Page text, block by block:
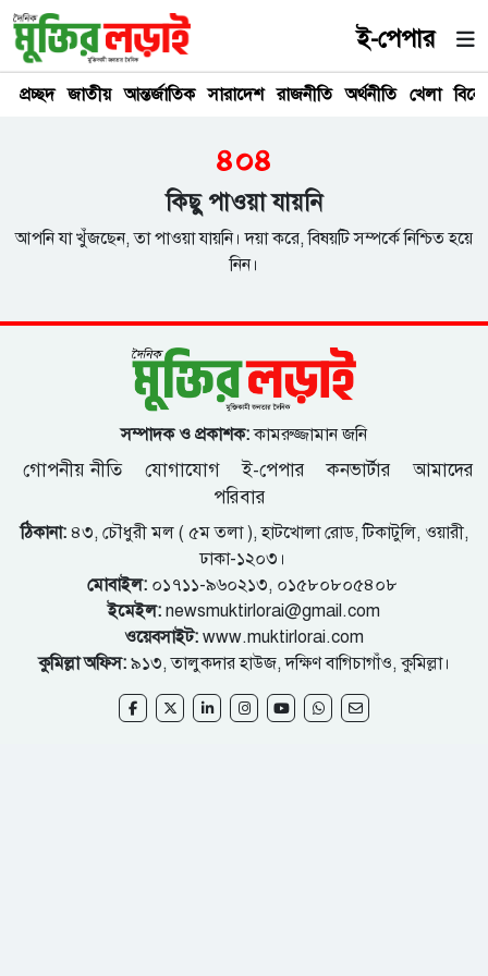
ই-পেপার
প্রচ্ছদ জাতীয় আন্তর্জাতিক সারাদেশ রাজনীতি অর্থনীতি খেলা
৪০৪
কিছু পাওয়া যায়নি
আপনি যা খুঁজছেন, তা পাওয়া যায়নি। দয়া করে, বিষয়টি সম্পর্কে নিশ্চিত হয়ে
নিন।
সম্পাদক ও প্রকাশক:কামরুজ্জামান জনি
গোপনীয় নীতি যোগাযোগ ই-পেপার কনভার্টার
আমাদের
পরিবার
ঠিকানা:৪৩, চৌধুরী মল ( ৫ম তলা ), হাটখোলা রোড, টিকাটুলি, ওয়ারী,
ঢাকা-১২০৩।
মোবাইল:০১৭১১-৯৬০২১৩, ০১৫৮০৮০৫৪০৮
ইমেইল: newsmuktirlorai@gmail.com
ওয়েবসাইট: www.muktirlorai.com
কুমিল্লা অফিস: ৯১৩, তালুকদার হাউজ, দক্ষিণ বাগিচাগাঁও, কুমিল্লা।